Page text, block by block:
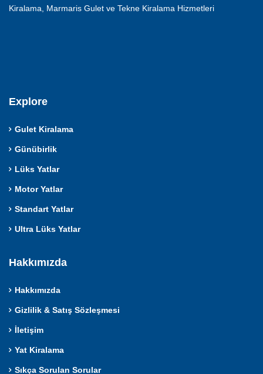
Kiralama, Marmaris Gulet ve Tekne Kiralama Hizmetleri
Explore
Gulet Kiralama
Günübirlik
Lüks Yatlar
Motor Yatlar
Standart Yatlar
Ultra Lüks Yatlar
Hakkımızda
Hakkımızda
Gizlilik & Satış Sözleşmesi
İletişim
Yat Kiralama
Sıkça Sorulan Sorular